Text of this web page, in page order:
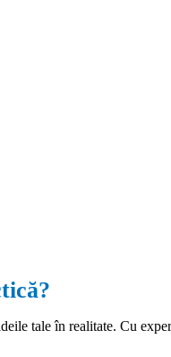
tale în realitate. Cu